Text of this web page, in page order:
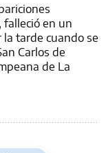
falleció en un
tarde cuando se
Carlos de
de La